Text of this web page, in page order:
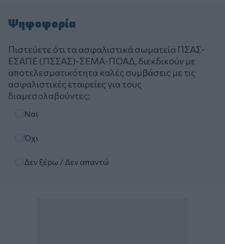
Ψηφοφορία
Πιστεύετε ότι τα ασφαλιστικά σωματεία ΠΣΑΣ-
ΕΣΑΠΕ (ΠΣΣΑΣ)-ΣΕΜΑ-ΠΟΑΔ, διεκδικούν με
αποτελεσματικότητα καλές συμβάσεις με τις
ασφαλιστικές εταιρείες για τους
διαμεσολαβούντες;
Ναι
Όχι
Δεν ξέρω / Δεν απαντώ